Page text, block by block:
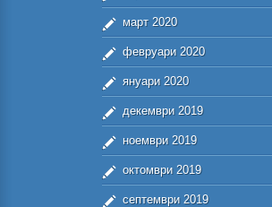
март 2020
февруари 2020
януари 2020
декември 2019
ноември 2019
октомври 2019
септември 2019